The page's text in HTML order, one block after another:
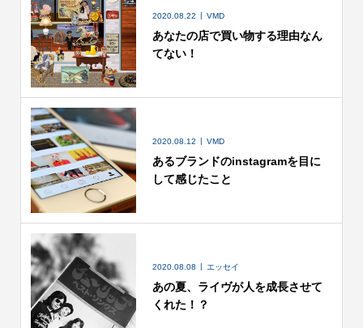
2020.08.22 VMD
あなたの店で買い物する理由なん
てない！
2020.08.12 VMD
あるブランドのinstagramを目に
して感じたこと
2020.08.08 エッセイ
あの夏、ライヴが人を成長させて
くれた！？